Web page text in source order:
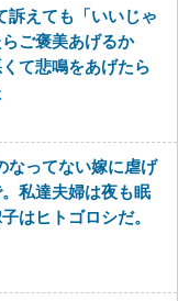
訴えても「いいじゃ
ご褒美あげるか
て悲鳴をあげたら
なってない嫁に虐げ
私達夫婦は夜も眠
はヒトゴロシだ。